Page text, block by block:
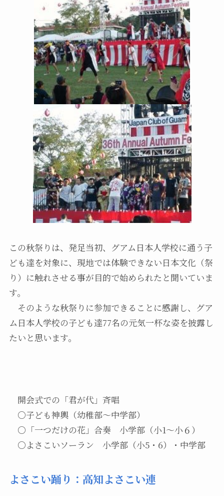
この秋祭りは、発足当初、グアム日本人学校に通う子
ども達を対象に、現地では体験できない日本文化（祭
り）に触れさせる事が目的で始められたと聞いていま
す。
そのような秋祭りに参加できることに感謝し、グア
ム日本人学校の子ども達77名の元気一杯な姿を披露し
たいと思います。
開会式での「君が代」斉唱
〇子ども神輿（幼稚部～中学部）
〇「一つだけの花」合奏 小学部（小1～小６）
〇よさこいソーラン 小学部（小5・6）・中学部
よさこい踊り：高知よさこい連